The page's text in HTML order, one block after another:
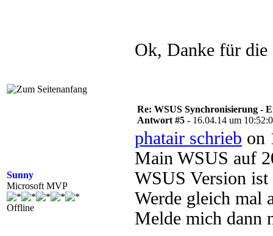
Ok, Danke für
Sunny
Microsoft MVP
Offline
Re: WSUS Synchronisierung -
Antwort #5 - 16.04.14 um
phatair schrieb on
Main WSUS auf
WSUS Version
Werde gleich mal
Melde mich dann